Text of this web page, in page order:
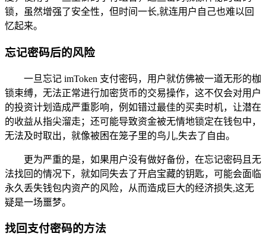
锁，虽然增强了安全性，但时间一长,就连用户自己也难以回
忆起来。
忘记密码后的风险
一旦忘记 imToken 支付密码，用户就仿佛被一道无形的枷
锁束缚，无法正常进行加密货币的交易操作，这不仅会对用户
的投资计划造成严重影响，例如错过最佳的买卖时机，让潜在
的收益从指尖溜走；还可能导致资金被无情地锁定在钱包中，
无法及时取出，就像被困在笼子里的鸟儿,失去了自由。
更为严重的是，如果用户没有做好备份，在忘记密码且无
法找回的情况下，就如同失去了开启宝藏的钥匙，可能会面临
永久丢失钱包内资产的风险，从而造成巨大的经济损失,这无
疑是一场噩梦。
找回支付密码的方法